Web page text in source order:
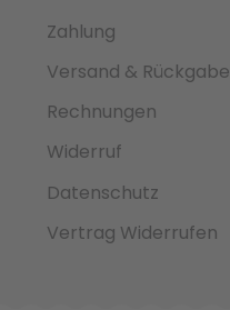
Zahlung
Versand & Rückgabe
Rechnungen
Widerruf
Datenschutz
Vertrag Widerrufen